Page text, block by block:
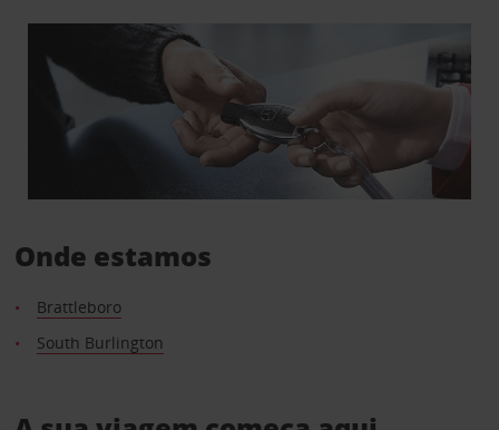
Onde estamos
Brattleboro
South Burlington